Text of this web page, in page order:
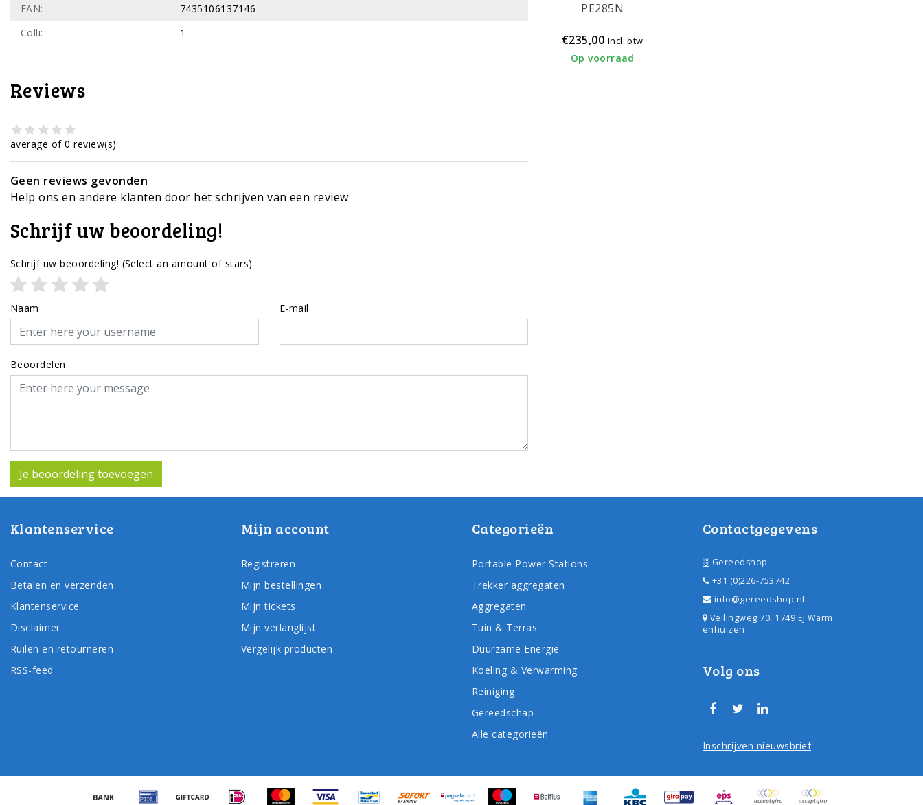
EAN:
7435106137146
Colli:
1
Reviews
average of 0 review(s)
Geen reviews gevonden
Help ons en andere klanten door het schrijven van een review
Schrijf uw beoordeling!
Schrijf uw beoordeling! (Select an amount of stars)
Naam E-mail
Beoordelen
Je beoordeling toevoegen
PE285N
€235,00 Incl. btw
Op voorraad
Klantenservice
Contact
Betalen en verzenden
Klantenservice
Disclaimer
Ruilen en retourneren
RSS-feed
Mijn account
Registreren
Mijn bestellingen
Mijn tickets
Mijn verlanglijst
Vergelijk producten
Categorieën
Portable Power Stations
Trekker aggregaten
Aggregaten
Tuin & Terras
Duurzame Energie
Koeling & Verwarming
Reiniging
Gereedschap
Alle categorieën
Contactgegevens
Gereedshop
+31 (0)226-753742
info@gereedshop.nl
Veilingweg 70, 1749 EJ Warm
enhuizen
Volg ons
Inschrijven nieuwsbrief